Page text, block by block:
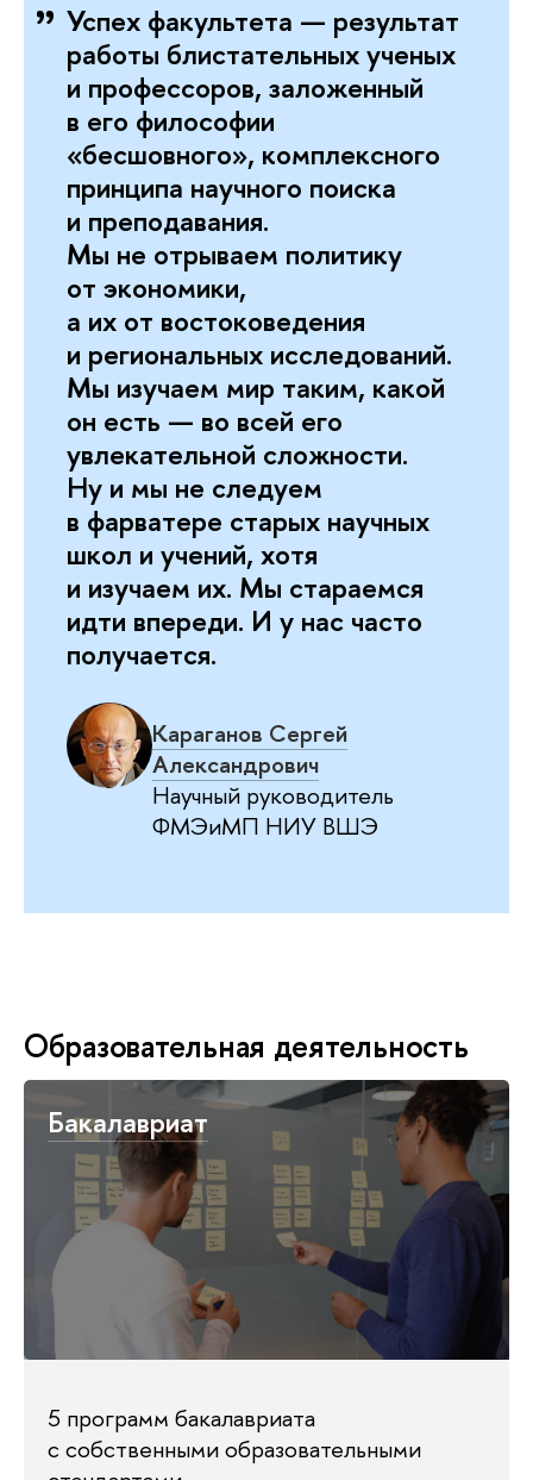
Успех факультета — результат
работы блистательных ученых
и профессоров, заложенный
в его философии
«бесшовного», комплексного
принципа научного поиска
и преподавания.
Мы не отрываем политику
от экономики,
а их от востоковедения
и региональных исследований.
Мы изучаем мир таким, какой
он есть — во всей его
увлекательной сложности.
Ну и мы не следуем
в фарватере старых научных
школ и учений, хотя
и изучаем их. Мы стараемся
идти впереди. И у нас часто
получается.
Караганов Сергей
Александрович
Научный руководитель
ФМЭиМП НИУ ВШЭ
Образовательная деятельность
Бакалавриат
5 программ бакалавриата
с собственными образовательными